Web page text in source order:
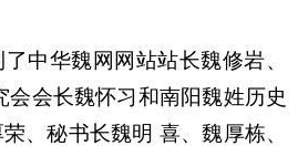
中华魏网网站站长魏修岩、
会会长魏怀习和南阳魏姓历史
、秘书长魏明 喜、魏厚栋、